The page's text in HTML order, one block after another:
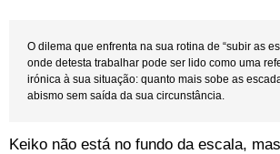
O dilema que enfrenta na sua rotina de “subir as
onde detesta trabalhar pode ser lido como uma
irónica à sua situação: quanto mais sobe as
abismo sem saída da sua circunstância.
Keiko não está no fundo da escala,